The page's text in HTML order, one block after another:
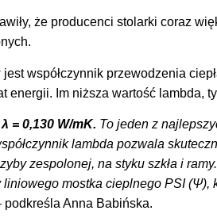
że producenci stolarki coraz
współczynnik przewodzenia
energii. Im niższa wartość lambda,
λ = 0,130 W/mK. To jeden z
lambda pozwala
zespolonej, na styku szkła i
mostka cieplnego PSI (Ψ),
podkreśla Anna Babińska.